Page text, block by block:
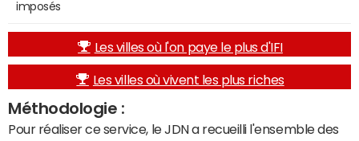
imposés
Les villes où l'on paye le plus d'IFI
Les villes où vivent les plus riches
Méthodologie :
Pour réaliser ce service, le JDN a recueilli l'ensemble des